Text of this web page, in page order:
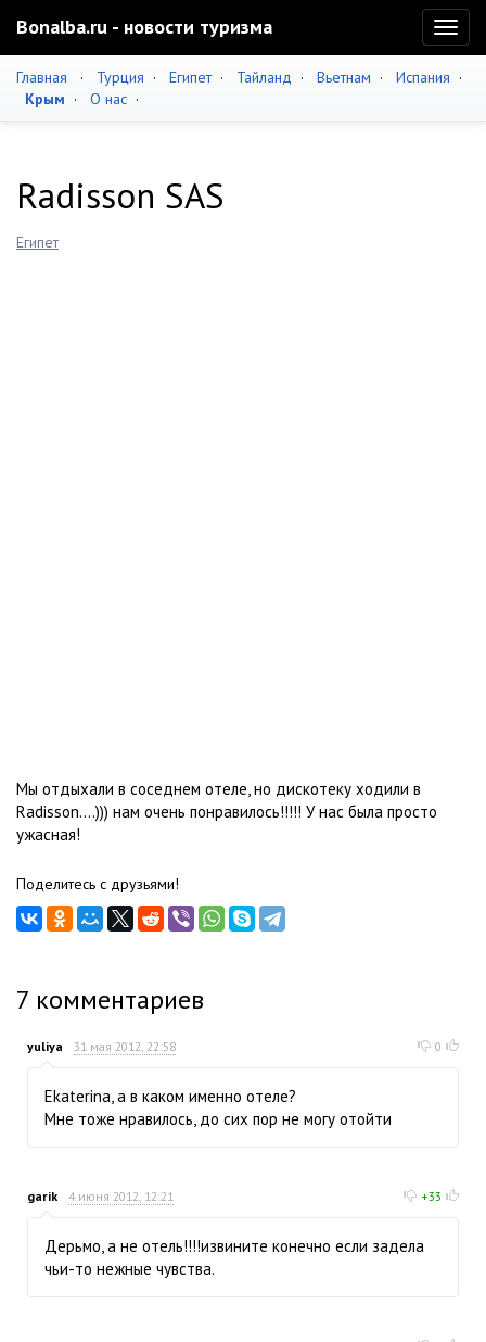
Bonalba.ru - новости туризма
Главная · Турция · Египет· Тайланд · Вьетнам · Испания ·
Крым · О нас ·
Radisson SAS
Египет
Мы отдыхали в соседнем отеле, но дискотеку ходили в
Radisson....))) нам очень понравилось!!!!! У нас была просто
ужасная!
Поделитесь с друзьями!
7 комментариев
yuliya 31 мая 2012, 22:58 0
Ekaterina, а в каком именно отеле?
Мне тоже нравилось, до сих пор не могу отойти
garik 4 июня 2012, 12:21 +33
Дерьмо, а не отель!!!!извините конечно если задела
чьи-то нежные чувства.